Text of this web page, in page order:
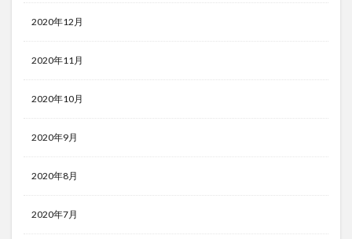
2020年12月
2020年11月
2020年10月
2020年9月
2020年8月
2020年7月